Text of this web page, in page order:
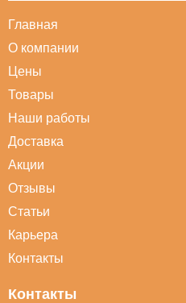
Главная
О компании
Цены
Товары
Наши работы
Доставка
Акции
Отзывы
Статьи
Карьера
Контакты
Контакты